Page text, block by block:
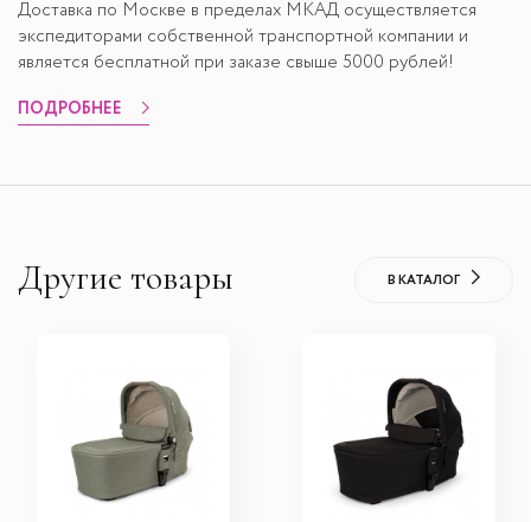
Доставка по Москве в пределах МКАД осуществляется
экспедиторами собственной транспортной компании и
является бесплатной при заказе свыше 5000 рублей!
ПОДРОБНЕЕ
Другие товары В КАТАЛОГ